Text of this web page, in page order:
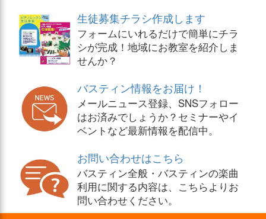
生徒募集チラシ作成します
フォームにいれるだけで簡単にチラ
シが完成！地域にお教室を紹介しま
せんか？
バスティン情報をお届け！
メールニュース登録、SNSフォロー
はお済みでしょうか？セミナーやイ
ベントなど最新情報を配信中。
お問い合わせはこちら
バスティン全般・バスティンの楽曲
利用に関する内容は、こちらよりお
問い合わせください。